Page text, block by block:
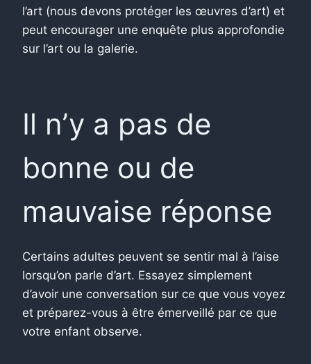
l’art (nous devons protéger les œuvres d’art) et
peut encourager une enquête plus approfondie
sur l’art ou la galerie.
Il n’y a pas de
bonne ou de
mauvaise réponse
Certains adultes peuvent se sentir mal à l’aise
lorsqu’on parle d’art. Essayez simplement
d’avoir une conversation sur ce que vous voyez
et préparez-vous à être émerveillé par ce que
votre enfant observe.